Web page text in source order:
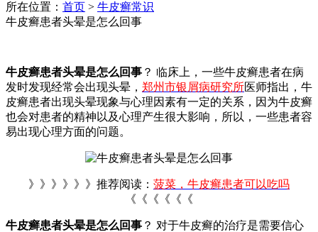
所在位置： 首页 > 牛皮癣常识
牛皮癣患者头晕是怎么回事
牛皮癣患者头晕是怎么回事 ？ 临床上，一些牛皮癣患者在病
发时发现经常会出现头晕， 郑州市银屑病研究所医师指出，牛
皮癣患者出现头晕现象与心理因素有一定的关系，因为牛皮癣
也会对患者的精神以及心理产生很大影响，所以，一些患者容
易出现心理方面的问题。
》》》》》》推荐阅读： 菠菜，牛皮癣患者可以吃吗
《《《《《《
牛皮癣患者头晕是怎么回事 ？ 对于牛皮癣的治疗是需要信心